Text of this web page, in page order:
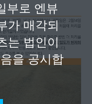
부로 엔뷰
가 매각되
는 법인이
을 공시합